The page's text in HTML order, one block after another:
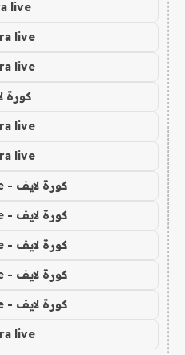
live
live
live
كورة
live
live
كورة لايف - koora live
كورة لايف - koora live
كورة لايف - koora live
كورة لايف - koora live
كورة لايف - koora live
live